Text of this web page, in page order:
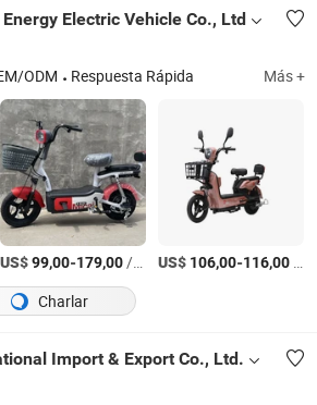
Electric Vehicle Co., Ltd
ODM Respuesta Rápida Más +
US$99,00-179,00/Pieza US$ 106,00-116,00
Charlar
Import & Export Co., Ltd.